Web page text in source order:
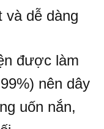
và dễ dàng
được làm
nên dây
uốn nắn,